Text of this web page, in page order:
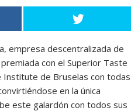
empresa descentralizada de
con el Superior Taste
de Bruselas con todas
en la única
este galardón con todos sus